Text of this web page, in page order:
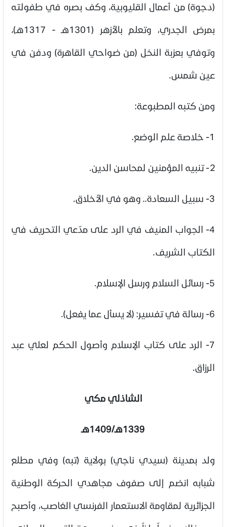
(دجوة) من أعمال القليوبية، وكف بصره في طفولته
بمرض الجدري، وتعلم بالأزهر (1301هـ - 1317هـ)،
وتوفي بعزبة النخل (من ضواحي القاهرة) ودفن في
عين شمس.
ومن كتبه المطبوعة:
1- خلاصة علم الوضع.
2- تنبيه المؤمنين لمحاسن الدين.
3- سبيل السعادة.. وهو في الأخلاق.
4- الجواب المنيف في الرد على مدّعي التحريف في
الكتاب الشريف.
5- رسائل السلام ورسل الإسلام.
6- رسالة في تفسير: (لا يسأل عما يفعل).
7- الرد على كتاب الإسلام وأصول الحكم لعلي عبد
الرزاق.
الشاذلي مكي
1339هـ/1409هـ
ولد بمدينة (سيدي ناجي) بولاية (تبه) وفي مطلع
شبابه انضم إلى صفوف مجاهدي الحركة الوطنية
الجزائرية لمقاومة الاستعمار الفرنسي الغاصب، وأصبح